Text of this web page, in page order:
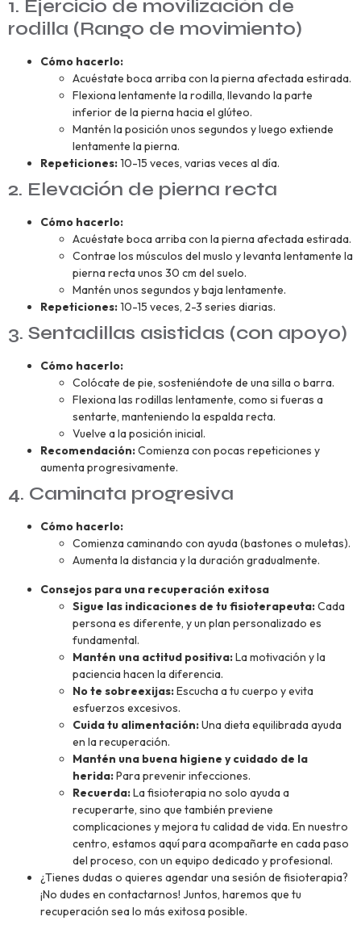
1. Ejercicio de movilización de
rodilla (Rango de movimiento)
Cómo hacerlo:
Acuéstate boca arriba con la pierna afectada estirada.
Flexiona lentamente la rodilla, llevando la parte
inferior de la pierna hacia el glúteo.
Mantén la posición unos segundos y luego extiende
lentamente la pierna.
Repeticiones:10-15 veces, varias veces al día.
2. Elevación de pierna recta
Cómo hacerlo:
Acuéstate boca arriba con la pierna afectada estirada.
Contrae los músculos del muslo y levanta lentamente la
pierna recta unos 30 cm del suelo.
Mantén unos segundos y baja lentamente.
Repeticiones:10-15 veces, 2-3 series diarias.
3. Sentadillas asistidas (con apoyo)
Cómo hacerlo:
Colócate de pie, sosteniéndote de una silla o barra.
Flexiona las rodillas lentamente, como si fueras a
sentarte, manteniendo la espalda recta.
Vuelve a la posición inicial.
Recomendación:Comienza con pocas repeticiones y
aumenta progresivamente.
4. Caminata progresiva
Cómo hacerlo:
Comienza caminando con ayuda (bastones o muletas).
Aumenta la distancia y la duración gradualmente.
Consejos para una recuperación exitosa
Sigue las indicaciones de tu fisioterapeuta:Cada
persona es diferente, y un plan personalizado es
fundamental.
Mantén una actitud positiva:La motivación y la
paciencia hacen la diferencia.
No te sobreexijas:Escucha a tu cuerpo y evita
esfuerzos excesivos.
Cuida tu alimentación:Una dieta equilibrada ayuda
en la recuperación.
Mantén una buena higiene y cuidado de la
herida:Para prevenir infecciones.
Recuerda:La fisioterapia no solo ayuda a
recuperarte, sino que también previene
complicaciones y mejora tu calidad de vida. En nuestro
centro, estamos aquí para acompañarte en cada paso
del proceso, con un equipo dedicado y profesional.
¿Tienes dudas o quieres agendar una sesión de fisioterapia?
¡No dudes en contactarnos! Juntos, haremos que tu
recuperación sea lo más exitosa posible.